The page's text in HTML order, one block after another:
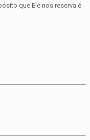
que Ele nos reserva é